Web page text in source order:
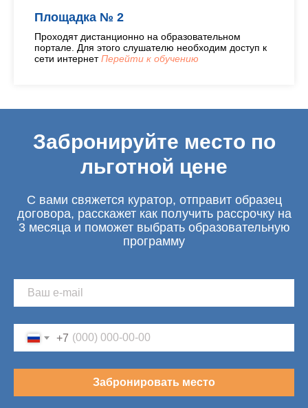
Площадка № 2
Проходят дистанционно на образовательном
портале. Для этого слушателю необходим доступ к
сети интернетПерейти к обучению
Забронируйте место по
льготной цене
С вами свяжется куратор, отправит образец
договора, расскажет как получить рассрочку на
3 месяца и поможет выбрать образовательную
программу
+7
Забронировать место